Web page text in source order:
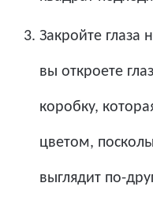
Закройте глаза
вы откроете
коробку,
цветом,
выглядит по-